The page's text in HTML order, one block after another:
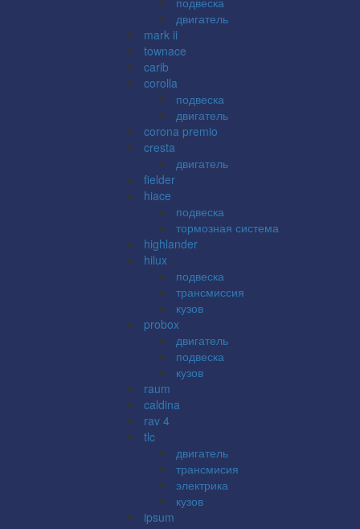
двигатель
mark ii
townace
carib
corolla
подвеска
двигатель
corona premio
cresta
двигатель
fielder
hiace
подвеска
тормозная система
highlander
hilux
подвеска
трансмиссия
кузов
probox
двигатель
подвеска
кузов
raum
caldina
rav 4
tlc
двигатель
трансмисия
электрика
кузов
ipsum